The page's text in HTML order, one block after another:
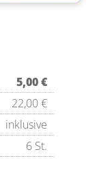
5,00 €
22,00 €
inklusive
6 St.